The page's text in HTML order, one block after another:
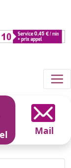
Mail